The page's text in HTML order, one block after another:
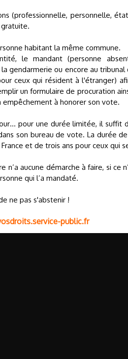
(professionnelle, personnelle,
habitant la même commune.
le mandant (personne
gendarmerie ou encore au
ceux qui résident à l'étranger)
un formulaire de procuration
empêchement à honorer son vote.
pour une durée limitée, il suffit
son bureau de vote. La durée
et de trois ans pour ceux qui
n’a aucune démarche à faire, si ce
qui l’a mandaté.
ne pas s'abstenir !
public.fr